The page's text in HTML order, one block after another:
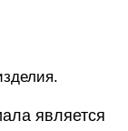
является